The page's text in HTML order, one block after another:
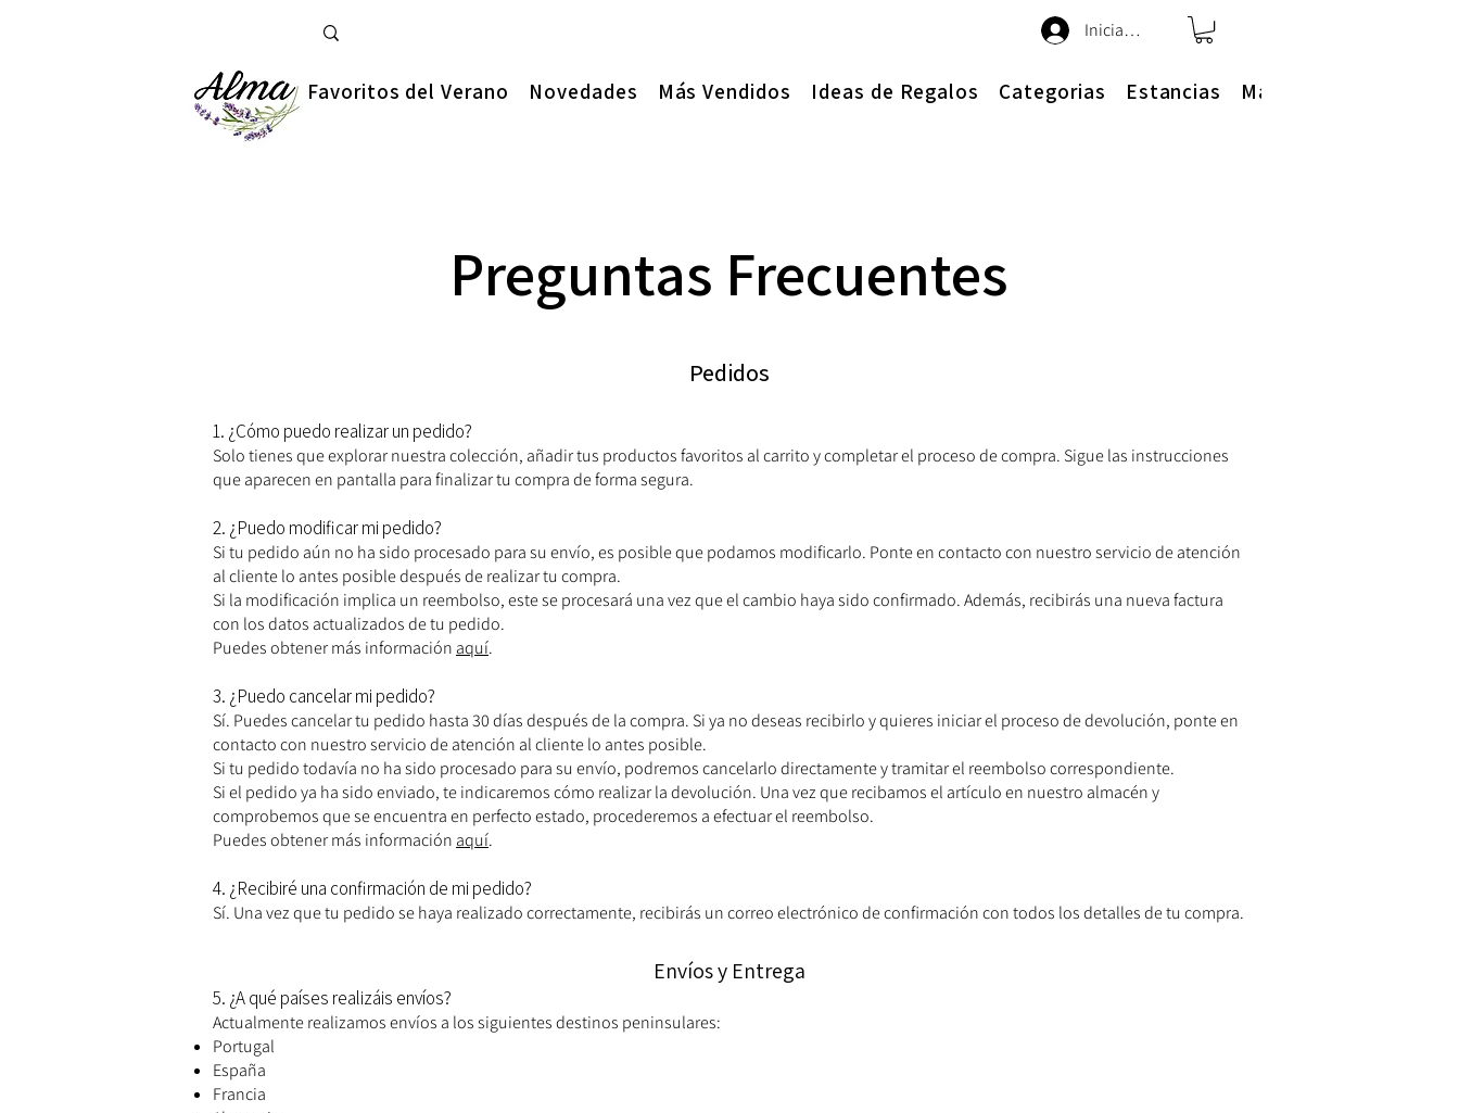
Iniciar sesión
Favoritos del Verano Novedades Más Vendidos Ideas de Regalos Categorias Estancias Más
Preguntas Frecuentes
Pedidos
1. ¿Cómo puedo realizar un pedido?
Solo tienes que explorar nuestra colección, añadir tus productos favoritos al carrito y completar el proceso de compra. Sigue las instrucciones
que aparecen en pantalla para finalizar tu compra de forma segura.
2. ¿Puedo modificar mi pedido?
Si tu pedido aún no ha sido procesado para su envío, es posible que podamos modificarlo. Ponte en contacto con nuestro servicio de atención
al cliente lo antes posible después de realizar tu compra.
Si la modificación implica un reembolso, este se procesará una vez que el cambio haya sido confirmado. Además, recibirás una nueva factura
con los datos actualizados de tu pedido.
Puedes obtener más información aquí.
3. ¿Puedo cancelar mi pedido?
Sí. Puedes cancelar tu pedido hasta 30 días después de la compra. Si ya no deseas recibirlo y quieres iniciar el proceso de devolución, ponte en
contacto con nuestro servicio de atención al cliente lo antes posible.
Si tu pedido todavía no ha sido procesado para su envío, podremos cancelarlo directamente y tramitar el reembolso correspondiente.
Si el pedido ya ha sido enviado, te indicaremos cómo realizar la devolución. Una vez que recibamos el artículo en nuestro almacén y
comprobemos que se encuentra en perfecto estado, procederemos a efectuar el reembolso.
Puedes obtener más información aquí.
4. ¿Recibiré una confirmación de mi pedido?
Sí. Una vez que tu pedido se haya realizado correctamente, recibirás un correo electrónico de confirmación con todos los detalles de tu compra.
Envíos y Entrega
5. ¿A qué países realizáis envíos?
Actualmente realizamos envíos a los siguientes destinos peninsulares:
Portugal
España
Francia